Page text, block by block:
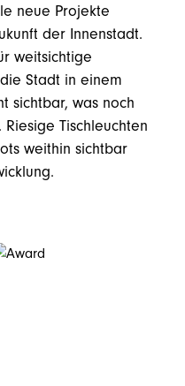
neue Projekte
der Innenstadt.
weitsichtige
Stadt in einem
sichtbar, was noch
Tischleuchten
weithin sichtbar